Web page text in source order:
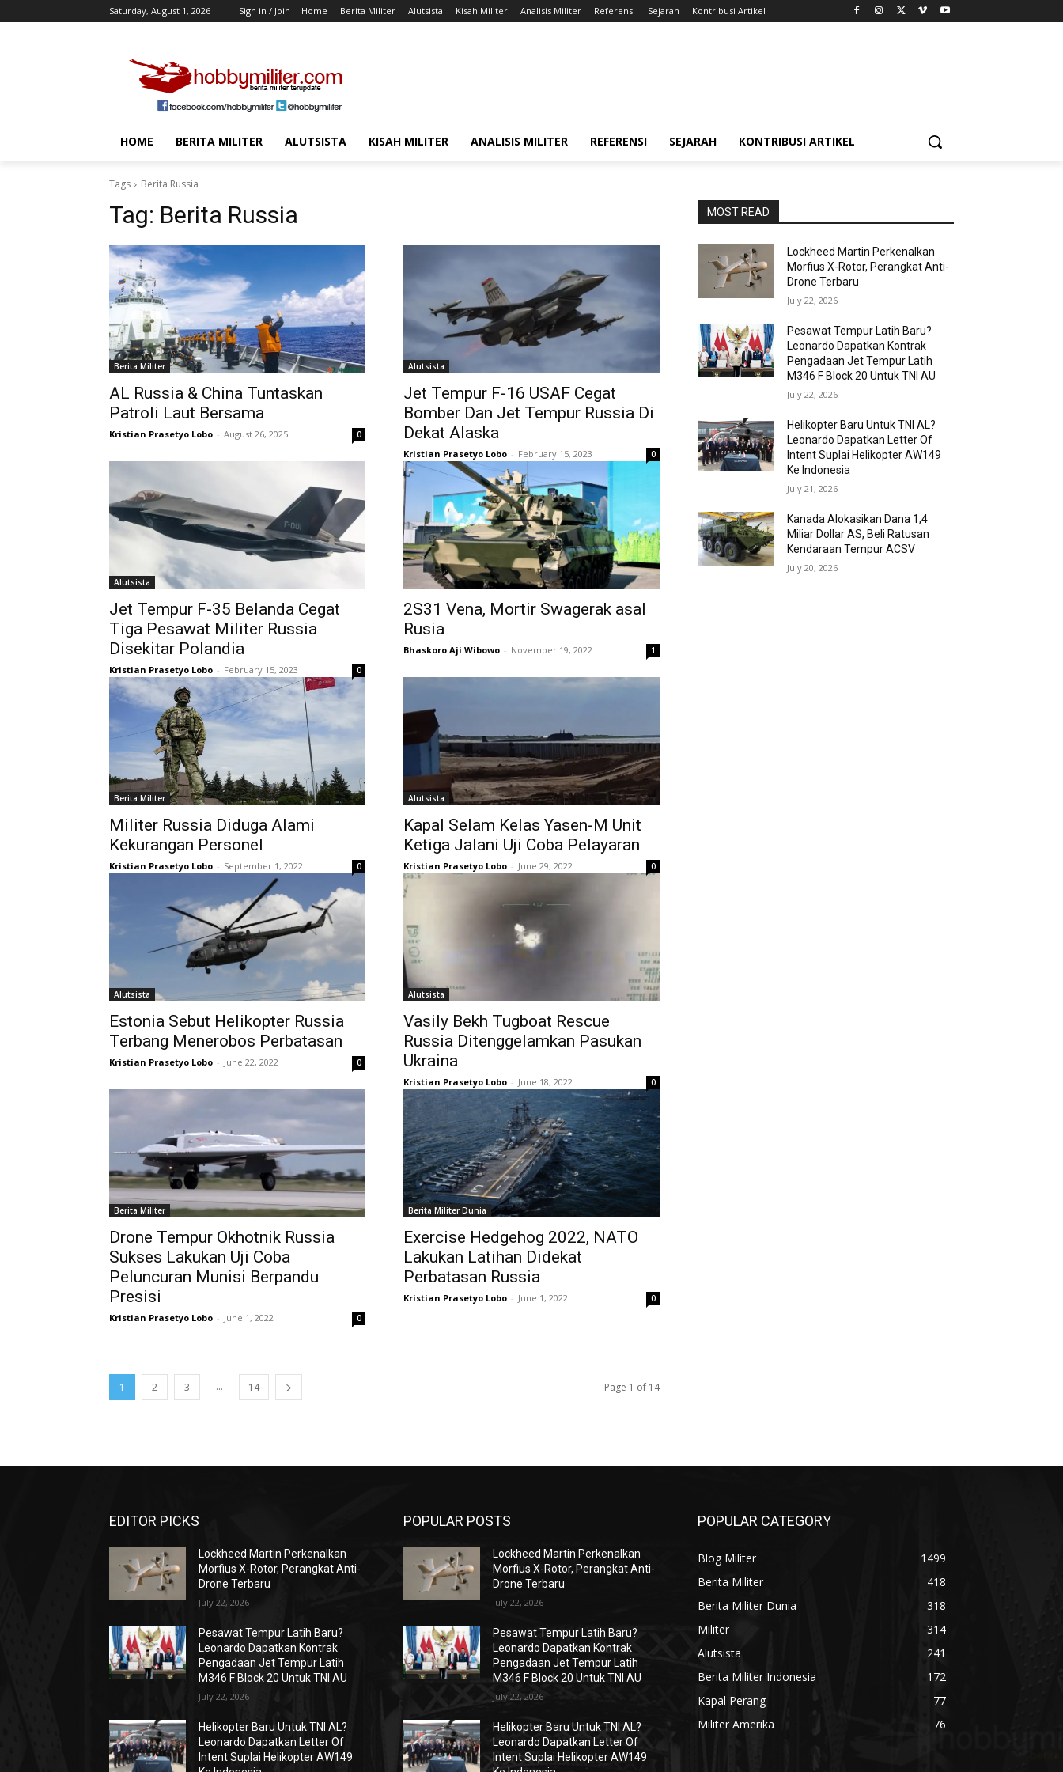
Saturday, August 1, 2026 Sign in / Join Home Berita Militer Alutsista Kisah Militer Analisis Militer Referensi Sejarah Kontribusi Artikel
HOME BERITA MILITER ALUTSISTA KISAH MILITER ANALISIS MILITER REFERENSI SEJARAH KONTRIBUSI ARTIKEL
Tags Berita Russia
Tag: Berita Russia
Berita Militer
AL Russia & China Tuntaskan
Patroli Laut Bersama
Kristian Prasetyo Lobo - August 26, 2025 0
Alutsista
Jet Tempur F-16 USAF Cegat
Bomber Dan Jet Tempur Russia Di
Dekat Alaska
Kristian Prasetyo Lobo - February 15, 2023 0
Alutsista
Jet Tempur F-35 Belanda Cegat
Tiga Pesawat Militer Russia
Disekitar Polandia
Kristian Prasetyo Lobo - February 15, 2023 0
2S31 Vena, Mortir Swagerak asal
Rusia
Bhaskoro Aji Wibowo - November 19, 2022 1
Berita Militer
Militer Russia Diduga Alami
Kekurangan Personel
Kristian Prasetyo Lobo - September 1, 2022 0
Alutsista
Kapal Selam Kelas Yasen-M Unit
Ketiga Jalani Uji Coba Pelayaran
Kristian Prasetyo Lobo - June 29, 2022 0
Alutsista
Estonia Sebut Helikopter Russia
Terbang Menerobos Perbatasan
Kristian Prasetyo Lobo - June 22, 2022 0
Alutsista
Vasily Bekh Tugboat Rescue
Russia Ditenggelamkan Pasukan
Ukraina
Kristian Prasetyo Lobo - June 18, 2022 0
Berita Militer
Drone Tempur Okhotnik Russia
Sukses Lakukan Uji Coba
Peluncuran Munisi Berpandu
Presisi
Kristian Prasetyo Lobo - June 1, 2022 0
Berita Militer Dunia
Exercise Hedgehog 2022, NATO
Lakukan Latihan Didekat
Perbatasan Russia
Kristian Prasetyo Lobo - June 1, 2022 0
1 2 3 ... 14 Page 1 of 14
MOST READ
Lockheed Martin Perkenalkan
Morfius X-Rotor, Perangkat Anti-
Drone Terbaru
July 22, 2026
Pesawat Tempur Latih Baru?
Leonardo Dapatkan Kontrak
Pengadaan Jet Tempur Latih
M346 F Block 20 Untuk TNI AU
July 22, 2026
Helikopter Baru Untuk TNI AL?
Leonardo Dapatkan Letter Of
Intent Suplai Helikopter AW149
Ke Indonesia
July 21, 2026
Kanada Alokasikan Dana 1,4
Miliar Dollar AS, Beli Ratusan
Kendaraan Tempur ACSV
July 20, 2026
EDITOR PICKS
Lockheed Martin Perkenalkan
Morfius X-Rotor, Perangkat Anti-
Drone Terbaru
July 22, 2026
Pesawat Tempur Latih Baru?
Leonardo Dapatkan Kontrak
Pengadaan Jet Tempur Latih
M346 F Block 20 Untuk TNI AU
July 22, 2026
Helikopter Baru Untuk TNI AL?
Leonardo Dapatkan Letter Of
Intent Suplai Helikopter AW149
POPULAR POSTS
Lockheed Martin Perkenalkan
Morfius X-Rotor, Perangkat Anti-
Drone Terbaru
July 22, 2026
Pesawat Tempur Latih Baru?
Leonardo Dapatkan Kontrak
Pengadaan Jet Tempur Latih
M346 F Block 20 Untuk TNI AU
July 22, 2026
Helikopter Baru Untuk TNI AL?
Leonardo Dapatkan Letter Of
Intent Suplai Helikopter AW149
POPULAR CATEGORY
Blog Militer
1499
Berita Militer
418
Berita Militer Dunia
318
Militer
314
Alutsista
241
Berita Militer Indonesia
172
Kapal Perang
77
Militer Amerika
76